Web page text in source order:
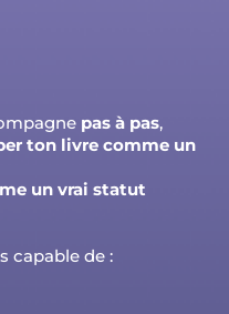
pas à pas,
ton livre comme un
un vrai statut
capable de :